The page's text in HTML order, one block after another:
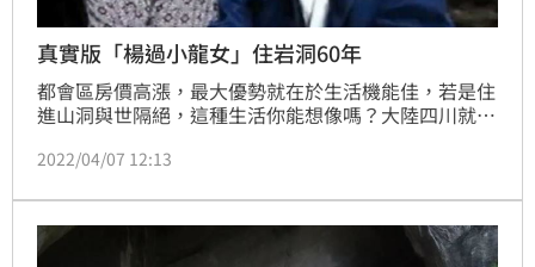
真實版「楊過小龍女」住岩洞60年
都會區房價高漲，最大優勢就在於生活機能佳，若是住
進山洞與世隔絕，這種生活你能想像嗎？大陸四川就有
生活，甚至撫養4個孩子，宛如真實版「楊過與小龍
2022/04/07 12:13